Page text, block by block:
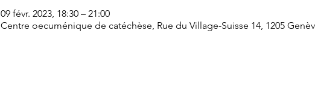
09 févr. 2023, 18:30 – 21:00
Centre oecuménique de catéchèse, Rue du Village-Suisse 14, 1205